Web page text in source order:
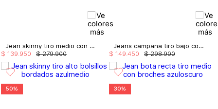
Jean skinny tiro medio con ribete
$ 279.900
$ 139 950
Jeans campana tiro bajo con cinturon
$ 298.900
$ 149 450
50% 30%